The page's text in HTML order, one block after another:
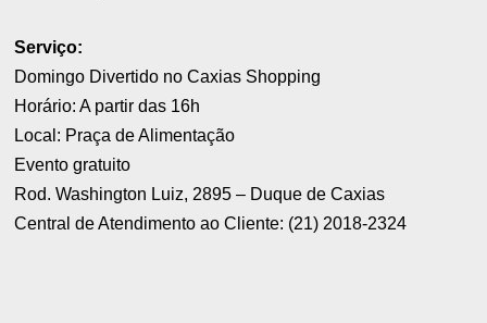
Serviço:
Domingo Divertido no Caxias Shopping
Horário: A partir das 16h
Local: Praça de Alimentação
Evento gratuito
Rod. Washington Luiz, 2895 – Duque de Caxias
Central de Atendimento ao Cliente: (21) 2018-2324